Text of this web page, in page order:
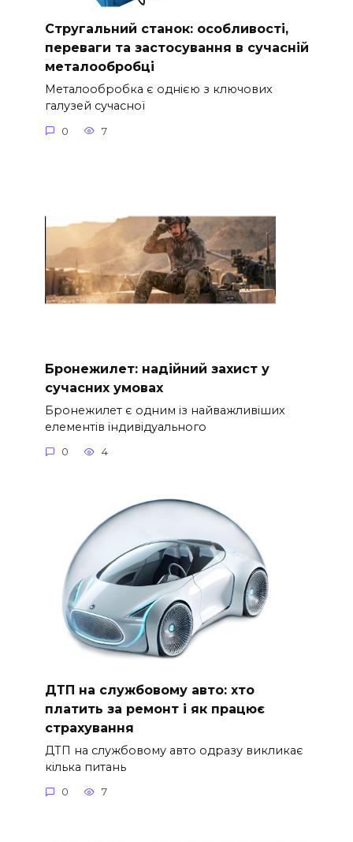
Стругальний станок: особливості,
переваги та застосування в сучасній
металообробці
Металообробка є однією з ключових
галузей сучасної
0 7
Бронежилет: надійний захист у
сучасних умовах
Бронежилет є одним із найважливіших
елементів індивідуального
0 4
ДТП на службовому авто: хто
платить за ремонт і як працює
страхування
ДТП на службовому авто одразу викликає
кілька питань
0 7